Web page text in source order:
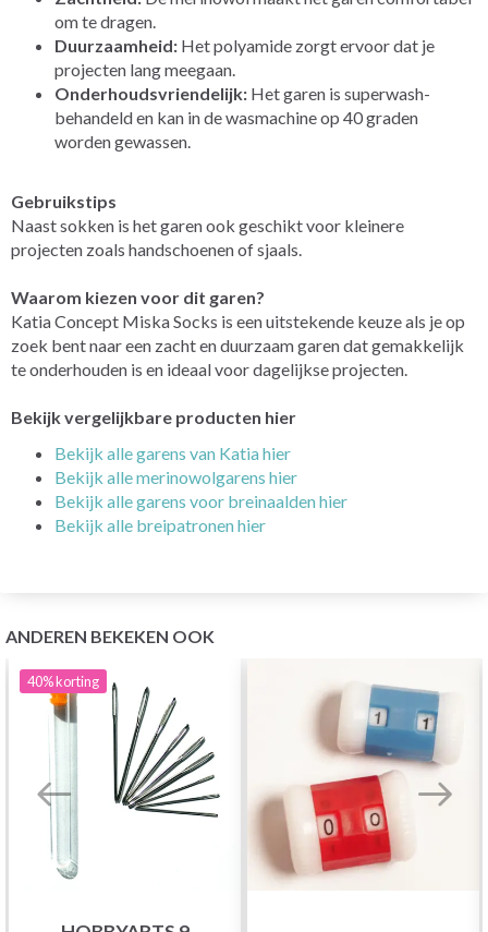
om te dragen.
Duurzaamheid: Het polyamide zorgt ervoor dat je
projecten lang meegaan.
Onderhoudsvriendelijk: Het garen is superwash-
behandeld en kan in de wasmachine op 40 graden
worden gewassen.
Gebruikstips
Naast sokken is het garen ook geschikt voor kleinere
projecten zoals handschoenen of sjaals.
Waarom kiezen voor dit garen?
Katia Concept Miska Socks is een uitstekende keuze als je op
zoek bent naar een zacht en duurzaam garen dat gemakkelijk
te onderhouden is en ideaal voor dagelijkse projecten.
Bekijk vergelijkbare producten hier
Bekijk alle garens van Katia hier
Bekijk alle merinowolgarens hier
Bekijk alle garens voor breinaalden hier
Bekijk alle breipatronen hier
ANDEREN BEKEKEN OOK
40%korting